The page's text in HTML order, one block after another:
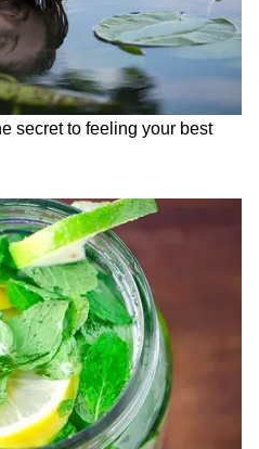
एक्टर पूछे तो तारीफ'
किरदार और सीन को लेकर
उसे बेहतर तरीके से समझ
कहकर टाल दिया जाता है
रही हैं। उन्होंने कहा कि
पूछती है तो लोग कहते हैं,